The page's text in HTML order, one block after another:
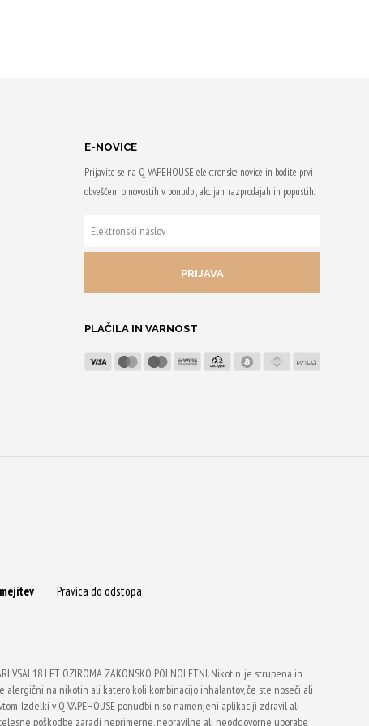
E-NOVICE
Prijavite se na Q VAPEHOUSE elektronske novice in bodite prvi
obveščeni o novostih v ponudbi, akcijah, razprodajah in popustih.
PLAČILA IN VARNOST
Pravica do odstopa
VSAJ 18 LET OZIROMA ZAKONSKO POLNOLETNI. Nikotin, je strupena in
alergični na nikotin ali katero koli kombinacijo inhalantov, če ste noseči ali
Izdelki v Q VAPEHOUSE ponudbi niso namenjeni aplikaciji zdravil ali
poškodbe zaradi neprimerne, nepravilne ali neodgovorne uporabe